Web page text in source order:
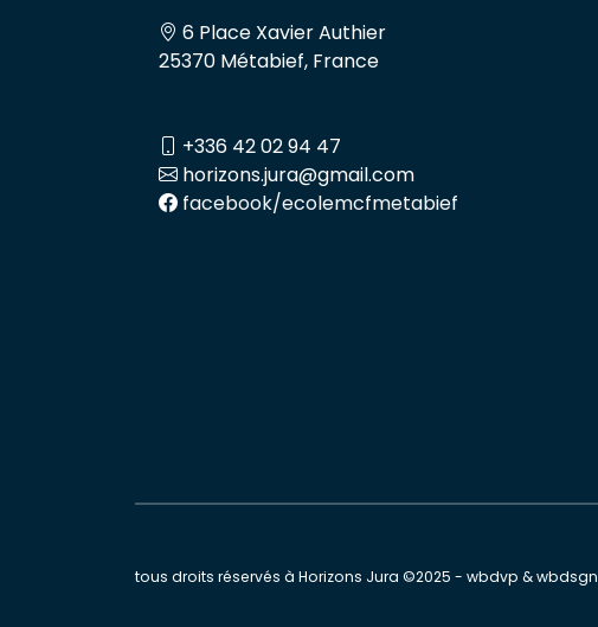
6 Place Xavier Authier
25370 Métabief, France
+336 42 02 94 47
horizons.jura@gmail.com
facebook/ecolemcfmetabief
tous droits réservés à Horizons Jura ©2025 - wbdvp & wbdsgn